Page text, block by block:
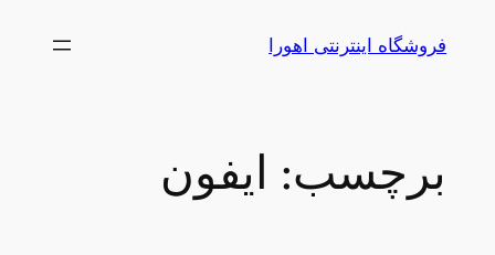
فروشگاه اینترنتی اهورا
برچسب: ایفون